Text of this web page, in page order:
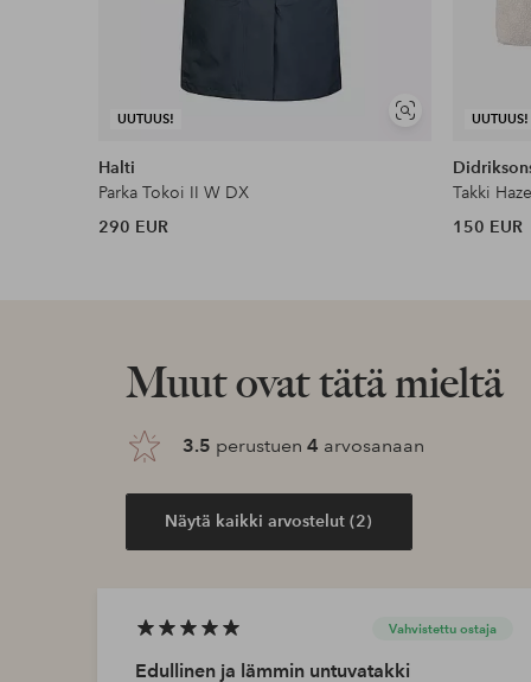
UUTUUS!
Näytä
Halti
Parka Tokoi II W DX
290 EUR
UUTUUS!
Takki
150 EUR
Muut ovat tätä mieltä
3.5 perustuen 4 arvosanaan
Näytä kaikki arvostelut (2)
Vahvistettu ostaja
Edullinen ja lämmin untuvatakki